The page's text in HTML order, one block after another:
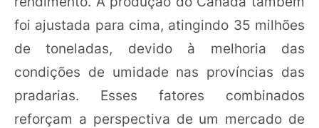
foi ajustada para cima, atingindo 35 milhões
de toneladas, devido à melhoria das
condições de umidade nas províncias das
pradarias. Esses fatores combinados
reforçam a perspectiva de um mercado de